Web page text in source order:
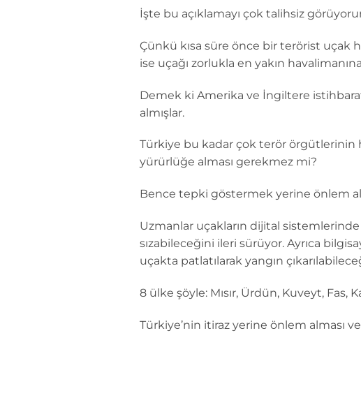
İşte bu açıklamayı çok talihsiz
Çünkü kısa süre önce bir terörist uçak
ise uçağı zorlukla en yakın
Demek ki Amerika ve İngiltere
almışlar.
Türkiye bu kadar çok terör
yürürlüğe alması gerekmez mi?
Bence tepki göstermek yerine önlem
Uzmanlar uçakların dijital
sızabileceğini ileri sürüyor. Ayrıca
uçakta patlatılarak yangın
8 ülke şöyle: Mısır, Ürdün, Kuveyt,
Türkiye’nin itiraz yerine önlem alması